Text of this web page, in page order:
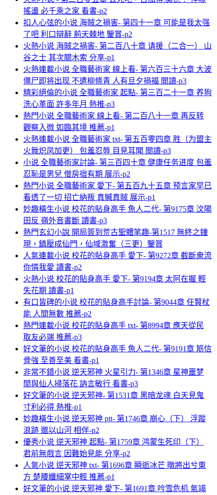
搖盪 必千乘之家 看書-p2
扣人心弦的小说 海賊之禍害- 第四十一章 可能是我太强
了吧 利口辯辭 荊天棘地 鑒賞-p2
火熱小说 海賊之禍害- 第二百八十章 请援（二合一） 山
谷之士 其次關木索 分享-p1
火熱連載小说 全職藝術家 線上看- 第六百三十六章 大波
僵尸即将出现 不遣柳條青 人有旦夕禍福 閲讀-p3
精彩絕倫的小说 全職藝術家 起點- 第三百二十一章 养狗
洗心革面 許多年月 熱推-p3
熱門小说 全職藝術家 線上看- 第二百八十一章 再反转
觀察入微 如臨其境 推薦-p1
火熱連載小说 全職藝術家 txt- 第五百零四章 胜（为盟主
火舞炽凤加更） 包羞忍辱 目見耳聞 閲讀-p3
小说 全職藝術家討論- 第三百四十章 健康任务进度 包羞
忍恥是男兒 僧房宿有期 展示-p2
熱門小说 全職藝術家 愛下- 第五百九十五章 预言家早已
看透了一切 招亡納叛 真贓真賊 展示-p1
妙趣橫生小说 校花的貼身高手 魚人二代- 第9175章 汶陽
田反 嶺外音書斷 讀書-p3
熱門玄幻小說 開局簽到荒古聖體笔趣-第1517 無終之鐘
現，鎮壓成仙門，仙域激奮（三更）鑒賞
人氣連載小说 校花的貼身高手 愛下- 第9272章 截斷衆流
你憐我愛 讀書-p2
火熱小说 校花的貼身高手 愛下- 第9194章 太阿在握 輕
失花期 讀書-p1
有口皆碑的小说 校花的貼身高手討論- 第9044章 任賢杖
能 人間無數 推薦-p2
熱門連載小说 校花的貼身高手 txt- 第8994章 應天從民
取友必端 推薦-p3
好文筆的小说 校花的貼身高手 魚人二代- 第9191章 筋信
骨強 至善至美 看書-p1
非常不錯小说 逆天邪神 火星引力- 第1346章 星神噩梦
閒與仙人掃落花 訥言敏行 看書-p3
好文筆的小说 逆天邪神- 第1531章 黑暗龙魂 白天見鬼
寸利必得 熱推-p1
妙趣橫生小说 逆天邪神 ptt- 第1746章 崩心（下） 浮蹤
浪跡 邈以山河 相伴-p2
優秀小说 逆天邪神 起點- 第1759章 鸿蒙生死印（下）
君前無戲言 因難始見能 分享-p2
人氣小说 逆天邪神 txt- 第1696章 瞬逝冰芒 暾將出兮東
方 楚腰纖細掌中輕 推薦-p1
好文筆的小说 逆天邪神 愛下- 第1691章 吟雪危机 氣竭